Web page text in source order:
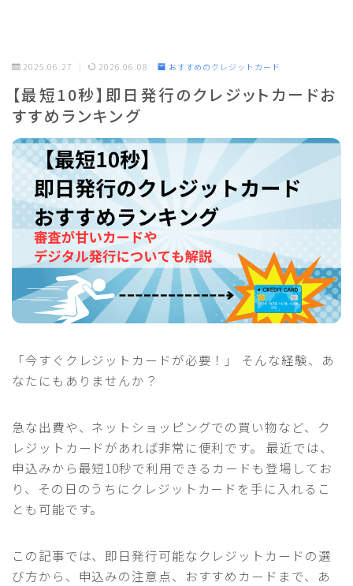
2025.06.27 2026.06.08 おすすめのクレジットカード
【最短10秒】即日発行のクレジットカードお
すすめランキング
「今すぐクレジットカードが必要！」 そんな経験、あ
なたにもありませんか？
急な出費や、ネットショッピングでの買い物など、ク
レジットカードがあれば非常に便利です。 最近では、
申込みから最短10秒で利用できるカードも登場してお
り、その日のうちにクレジットカードを手に入れるこ
とも可能です。
この記事では、即日発行可能なクレジットカードの選
び方から、申込みの注意点、おすすめカードまで、あ